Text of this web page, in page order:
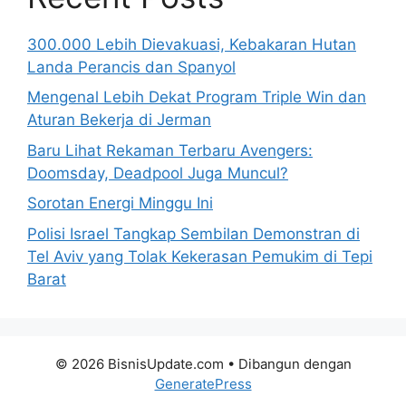
300.000 Lebih Dievakuasi, Kebakaran Hutan
Landa Perancis dan Spanyol
Mengenal Lebih Dekat Program Triple Win dan
Aturan Bekerja di Jerman
Baru Lihat Rekaman Terbaru Avengers:
Doomsday, Deadpool Juga Muncul?
Sorotan Energi Minggu Ini
Polisi Israel Tangkap Sembilan Demonstran di
Tel Aviv yang Tolak Kekerasan Pemukim di Tepi
Barat
© 2026 BisnisUpdate.com • Dibangun dengan
GeneratePress